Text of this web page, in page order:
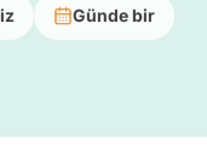
Günde bir